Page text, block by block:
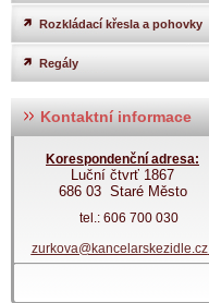
Rozkládací křesla a pohovky
Regály
Kontaktní informace
Korespondenční adresa:
Luční čtvrť 1867
686 03 Staré Město
tel.: 606 700 030
zurkova@kancelarskezidle.cz